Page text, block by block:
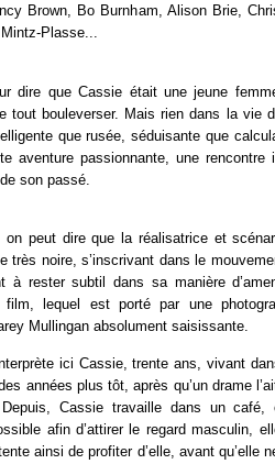
Brown, Bo Burnham, Alison Brie,
Plasse...
dire que Cassie était une jeune
tout bouleverser. Mais rien dans la vie
que rusée, séduisante que
aventure passionnante, une rencontre
son passé.
on peut dire que la réalisatrice et
très noire, s’inscrivant dans le
à rester subtil dans sa manière
lequel est porté par une
Mullingan absolument saisissante.
ici Cassie, trente ans, vivant
années plus tôt, après qu’un drame
Cassie travaille dans un
afin d’attirer le regard masculin,
ainsi de profiter d’elle, avant qu’elle